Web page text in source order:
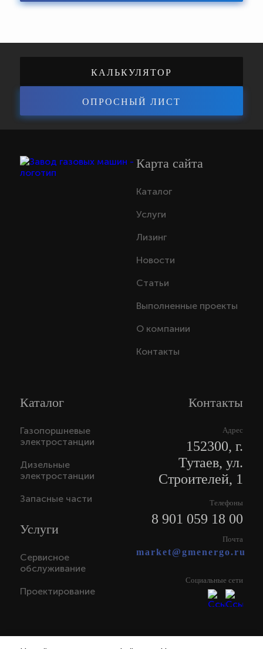
КАЛЬКУЛЯТОР
ЭНЕРГОЭФФЕКТИВНОСТИ
ОПРОСНЫЙ ЛИСТ
Карта сайта
Каталог
Услуги
Лизинг
Новости
Статьи
Выполненные проекты
О компании
Контакты
Каталог
Газопоршневые
электростанции
Дизельные
электростанции
Запасные части
Услуги
Сервисное
обслуживание
Проектирование
Контакты
Адрес
152300, г.
Тутаев, ул.
Строителей, 1
Телефоны
8 901 059 18 00
Почта
market@gmenergo.ru
Социальные сети